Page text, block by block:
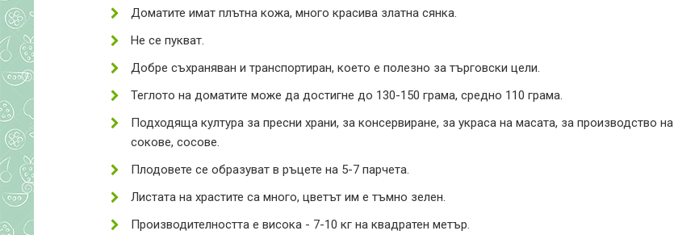
Доматите имат плътна кожа, много красива златна сянка.
Не се пукват.
Добре съхраняван и транспортиран, което е полезно за търговски цели.
Теглото на доматите може да достигне до 130-150 грама, средно 110 грама.
Подходяща култура за пресни храни, за консервиране, за украса на масата, за производство на
сокове, сосове.
Плодовете се образуват в ръцете на 5-7 парчета.
Листата на храстите са много, цветът им е тъмно зелен.
Производителността е висока - 7-10 кг на квадратен метър.